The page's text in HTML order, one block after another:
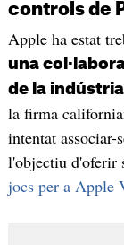
controls de
Apple ha estat
una
de la
la firma
intentat associar-
l'objectiu d'oferir
jocs per a Apple